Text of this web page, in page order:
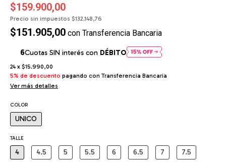
$159.900,00
Precio sin impuestos $132.148,76
$151.905,00 con Transferencia Bancaria
Cuotas SIN interés con DÉBITO
24 x $15.990,00
5% de descuento pagando con Transferencia Bancaria
Ver más detalles
COLOR
UNICO
TALLE
4 4.5 5 5.5 6 6.5 7 7.5